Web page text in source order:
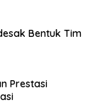
Bentuk Tim
Prestasi